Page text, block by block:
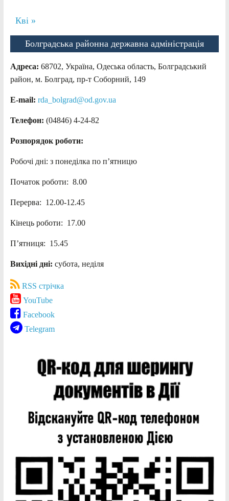
Кві »
Болградська районна державна адміністрація
Адреса: 68702, Україна, Одеська область, Болградський
район, м. Болград, пр-т Соборний, 149
E-mail: rda_bolgrad@od.gov.ua
Телефон: (04846) 4-24-82
Розпорядок роботи:
Робочі дні: з понеділка по п’ятницю
Початок роботи: 8.00
Перерва: 12.00-12.45
Кінець роботи: 17.00
П’ятниця: 15.45
Вихідні дні: субота, неділя
RSS стрічка
YouTube
Facebook
Telegram